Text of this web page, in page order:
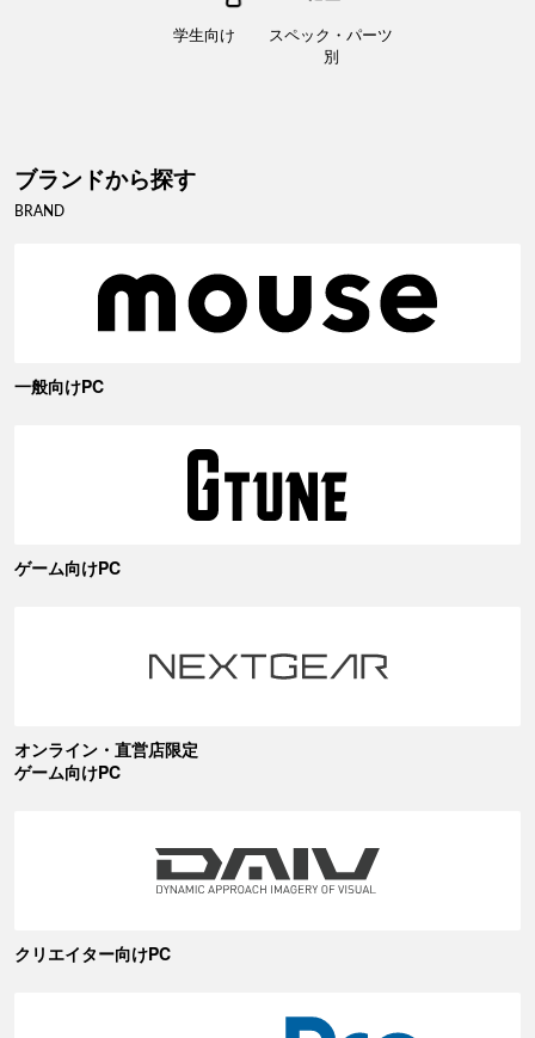
学生向け
スペック・パーツ
別
ブランドから探す
BRAND
一般向けPC
ゲーム向けPC
オンライン・直営店限定
ゲーム向けPC
クリエイター向けPC